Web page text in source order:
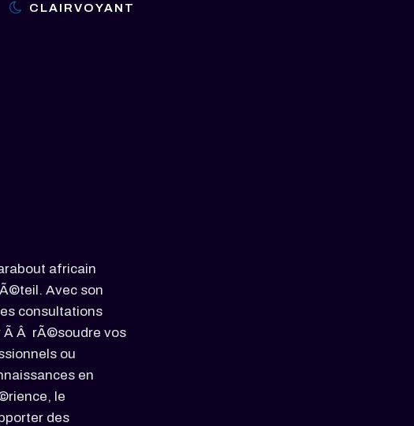
CLAIRVOYANT
africain
Avec son
consultations
Ã Â rÃ©soudre vos
ou
en
le
des